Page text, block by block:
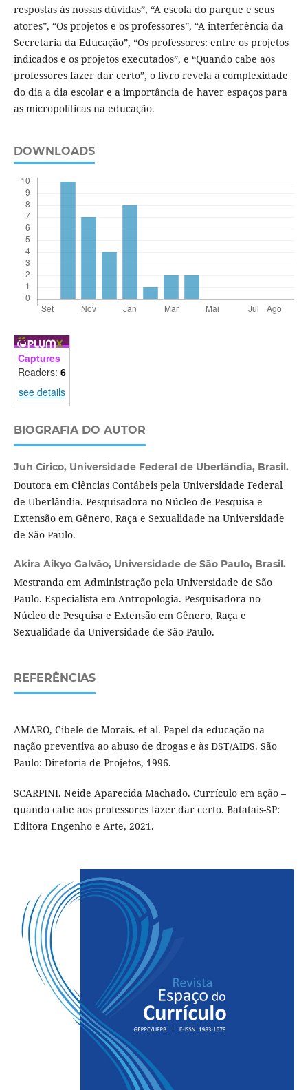
respostas às nossas dúvidas”, “A escola do parque e seus
atores”, “Os projetos e os professores”, “A interferência da
Secretaria da Educação”, “Os professores: entre os projetos
indicados e os projetos executados”, e “Quando cabe aos
professores fazer dar certo”, o livro revela a complexidade
do dia a dia escolar e a importância de haver espaços para
as micropolíticas na educação.
DOWNLOADS
Captures
Readers: 6
see details
BIOGRAFIA DO AUTOR
Juh Círico, Universidade Federal de Uberlândia, Brasil.
Doutora em Ciências Contábeis pela Universidade Federal
de Uberlândia. Pesquisadora no Núcleo de Pesquisa e
Extensão em Gênero, Raça e Sexualidade na Universidade
de São Paulo.
Akira Aikyo Galvão, Universidade de São Paulo, Brasil.
Mestranda em Administração pela Universidade de São
Paulo. Especialista em Antropologia. Pesquisadora no
Núcleo de Pesquisa e Extensão em Gênero, Raça e
Sexualidade da Universidade de São Paulo.
REFERÊNCIAS
AMARO, Cibele de Morais. et al. Papel da educação na
nação preventiva ao abuso de drogas e às DST/AIDS. São
Paulo: Diretoria de Projetos, 1996.
SCARPINI. Neide Aparecida Machado. Currículo em ação –
quando cabe aos professores fazer dar certo. Batatais-SP:
Editora Engenho e Arte, 2021.